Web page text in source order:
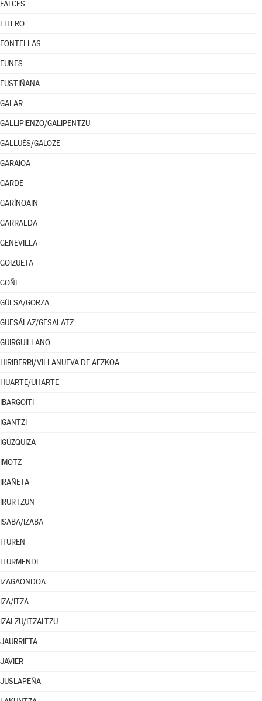
FALCES
FITERO
FONTELLAS
FUNES
FUSTIÑANA
GALAR
GALLIPIENZO/GALIPENTZU
GALLUÉS/GALOZE
GARAIOA
GARDE
GARÍNOAIN
GARRALDA
GENEVILLA
GOIZUETA
GOÑI
GÜESA/GORZA
GUESÁLAZ/GESALATZ
GUIRGUILLANO
HIRIBERRI/VILLANUEVA DE AEZKOA
HUARTE/UHARTE
IBARGOITI
IGANTZI
IGÚZQUIZA
IMOTZ
IRAÑETA
IRURTZUN
ISABA/IZABA
ITUREN
ITURMENDI
IZAGAONDOA
IZA/ITZA
IZALZU/ITZALTZU
JAURRIETA
JAVIER
JUSLAPEÑA